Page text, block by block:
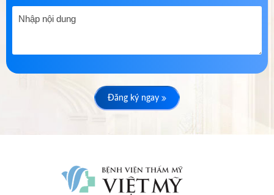
Đăng ký ngay